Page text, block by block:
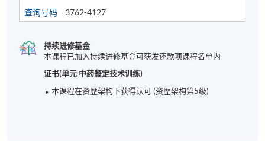
查询号码
3762-4127
持续进修基金
本课程已加入持续进修基金可获发还款项课程名单内
证书(单元:中药鉴定技术训练)
本课程在资歴架构下获得认可 (资歴架构第5级)